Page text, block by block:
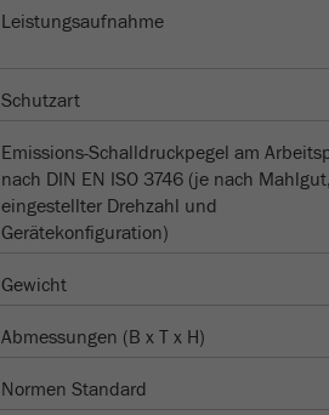
Leistungsaufnahme
Schutzart
Emissions-Schalldruckpegel am
nach DIN EN ISO 3746 (je nach Mahlgut,
eingestellter Drehzahl und
Gerätekonfiguration)
Gewicht
Abmessungen (B x T x H)
Normen Standard